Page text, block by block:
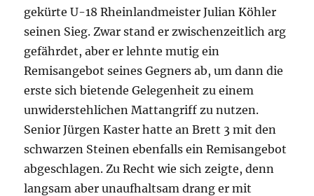
gekürte U-18 Rheinlandmeister Julian Köhler
seinen Sieg. Zwar stand er zwischenzeitlich arg
gefährdet, aber er lehnte mutig ein
Remisangebot seines Gegners ab, um dann die
erste sich bietende Gelegenheit zu einem
unwiderstehlichen Mattangriff zu nutzen.
Senior Jürgen Kaster hatte an Brett 3 mit den
schwarzen Steinen ebenfalls ein Remisangebot
abgeschlagen. Zu Recht wie sich zeigte, denn
langsam aber unaufhaltsam drang er mit